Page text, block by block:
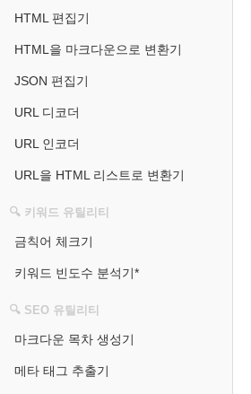
HTML 편집기
HTML을 마크다운으로 변환기
JSON 편집기
URL 디코더
URL 인코더
URL을 HTML 리스트로 변환기
🔍 키워드 유틸리티
금칙어 체크기
키워드 빈도수 분석기*
🔍 SEO 유틸리티
마크다운 목차 생성기
메타 태그 추출기